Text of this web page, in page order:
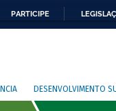
PARTICIPE
DESENVOLVIMENTO